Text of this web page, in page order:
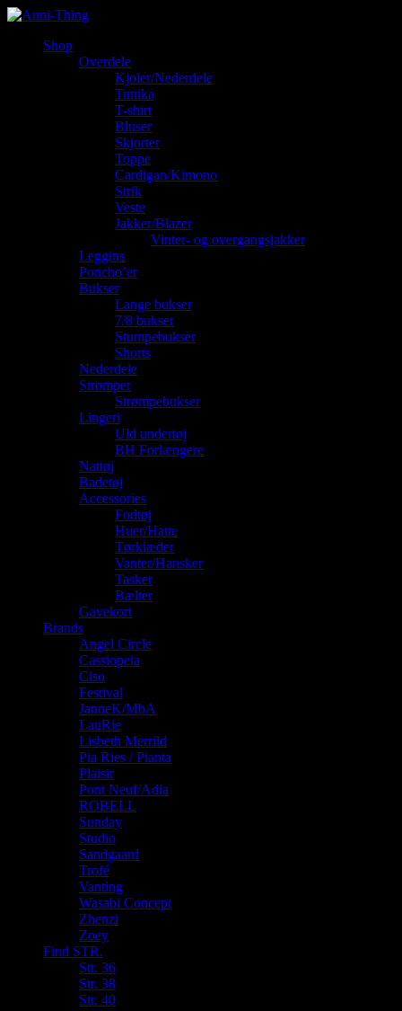
Shop
Overdele
Kjoler/Nederdele
Tunika
T-shirt
Bluser
Skjorter
Toppe
Cardigan/Kimono
Strik
Veste
Jakker/Blazer
Vinter- og overgangsjakker
Leggins
Poncho’er
Bukser
Lange bukser
7/8 bukser
Stumpebukser
Shorts
Nederdele
Strømper
Strømpebukser
Lingeri
Uld undertøj
BH Forlængere
Nattøj
Badetøj
Accessories
Fodtøj
Huer/Hatte
Tørklæder
Vanter/Hansker
Tasker
Bælter
Gavekort
Brands
Angel Circle
Cassiopeia
Ciso
Festival
JanneK/MbA
LauRie
Lisbeth Merrild
Pia Ries / Pianta
Plaisir
Pont Neuf/Adia
ROBELL
Sunday
Studio
Sandgaard
Trofé
Vanting
Wasabi Concept
Zhenzi
Zoey
Find STR.
Str. 36
Str. 38
Str. 40